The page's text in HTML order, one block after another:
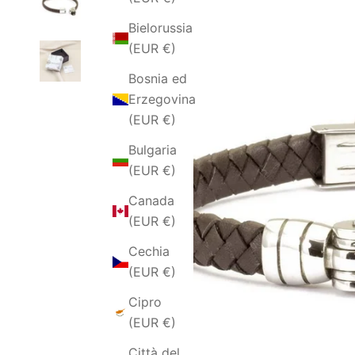
Bielorussia
(EUR €)
Bosnia ed
Erzegovina
(EUR €)
Bulgaria
(EUR €)
Canada
(EUR €)
Cechia
(EUR €)
Cipro
(EUR €)